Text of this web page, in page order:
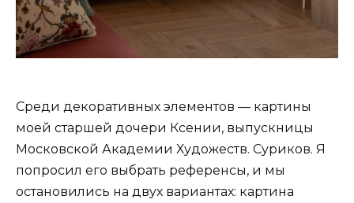
Среди декоративных элементов — картины
моей старшей дочери Ксении, выпускницы
Московской Академии Художеств. Суриков. Я
попросил его выбрать референсы, и мы
остановились на двух вариантах: картина